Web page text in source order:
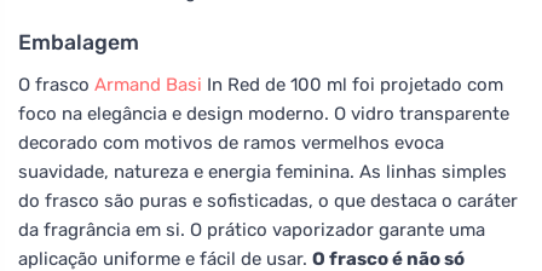
Embalagem
O frasco Armand Basi In Red de 100 ml foi projetado com
foco na elegância e design moderno. O vidro transparente
decorado com motivos de ramos vermelhos evoca
suavidade, natureza e energia feminina. As linhas simples
do frasco são puras e sofisticadas, o que destaca o caráter
da fragrância em si. O prático vaporizador garante uma
aplicação uniforme e fácil de usar. O frasco é não só